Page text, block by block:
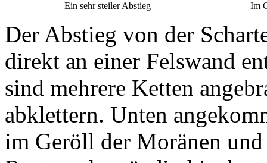
Ein sehr steiler Abstieg Im
Der Abstieg von der
direkt an einer Felswand
sind mehrere Ketten
abklettern. Unten
im Geröll der Moränen